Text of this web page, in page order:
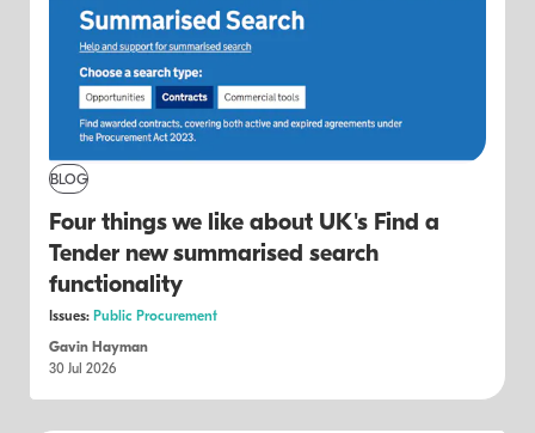
BLOG
Four things we like about UK's Find a
Tender new summarised search
functionality
Issues: Public Procurement
Gavin Hayman
30 Jul 2026